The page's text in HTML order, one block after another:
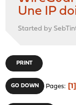
Une IP
Started by
PRINT
GO DOWN Pages 1